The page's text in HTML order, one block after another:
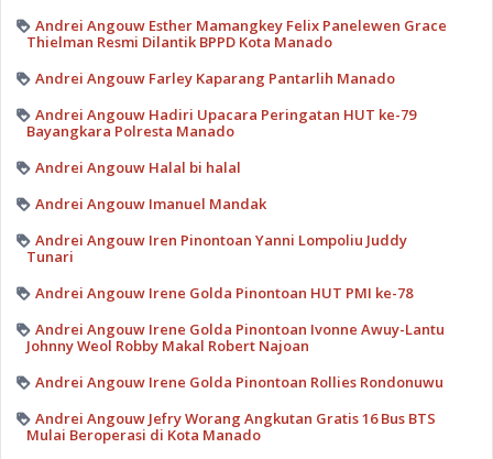
Andrei Angouw Esther Mamangkey Felix Panelewen Grace
Thielman Resmi Dilantik BPPD Kota Manado
Andrei Angouw Farley Kaparang Pantarlih Manado
Andrei Angouw Hadiri Upacara Peringatan HUT ke-79
Bayangkara Polresta Manado
Andrei Angouw Halal bi halal
Andrei Angouw Imanuel Mandak
Andrei Angouw Iren Pinontoan Yanni Lompoliu Juddy
Tunari
Andrei Angouw Irene Golda Pinontoan HUT PMI ke-78
Andrei Angouw Irene Golda Pinontoan Ivonne Awuy-Lantu
Johnny Weol Robby Makal Robert Najoan
Andrei Angouw Irene Golda Pinontoan Rollies Rondonuwu
Andrei Angouw Jefry Worang Angkutan Gratis 16 Bus BTS
Mulai Beroperasi di Kota Manado